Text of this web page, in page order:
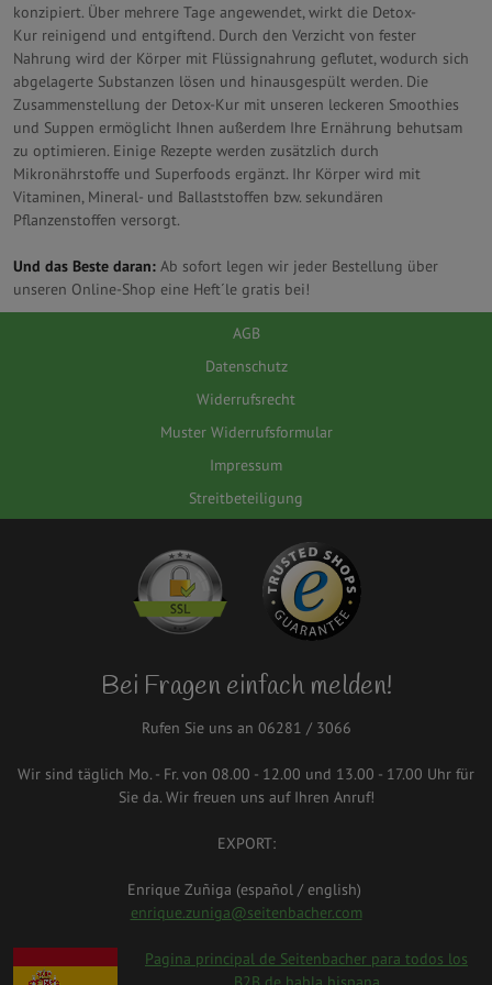
konzipiert. Über mehrere Tage angewendet, wirkt die Detox-
Kur reinigend und entgiftend. Durch den Verzicht von fester
Nahrung wird der Körper mit Flüssignahrung geflutet, wodurch sich
abgelagerte Substanzen lösen und hinausgespült werden. Die
Zusammenstellung der Detox-Kur mit unseren leckeren Smoothies
und Suppen ermöglicht Ihnen außerdem Ihre Ernährung behutsam
zu optimieren. Einige Rezepte werden zusätzlich durch
Mikronährstoffe und Superfoods ergänzt. Ihr Körper wird mit
Vitaminen, Mineral- und Ballaststoffen bzw. sekundären
Pflanzenstoffen versorgt.
Und das Beste daran: Ab sofort legen wir jeder Bestellung über
unseren Online-Shop eine Heft´le gratis bei!
AGB
Datenschutz
Widerrufsrecht
Muster Widerrufsformular
Impressum
Streitbeteiligung
Bei Fragen einfach melden!
Rufen Sie uns an 06281 / 3066
Wir sind täglich Mo. - Fr. von 08.00 - 12.00 und 13.00 - 17.00 Uhr für
Sie da. Wir freuen uns auf Ihren Anruf!
EXPORT:
Enrique Zuñiga (español / english)
enrique.zuniga@seitenbacher.com
spanien.png
Pagina principal de Seitenbacher para todos los